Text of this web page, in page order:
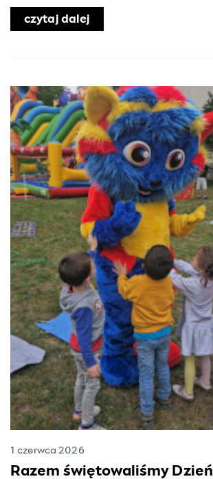
czytaj dalej
1 czerwca 2026
Razem świętowaliśmy Dzień